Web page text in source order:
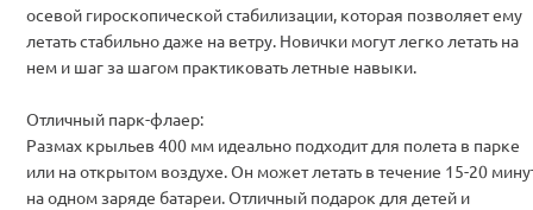
осевой гироскопической стабилизации, которая позволяет ему
летать стабильно даже на ветру. Новички могут легко летать на
нем и шаг за шагом практиковать летные навыки.
Отличный парк-флаер:
Размах крыльев 400 мм идеально подходит для полета в парке
или на открытом воздухе. Он может летать в течение 15-20
на одном заряде батареи. Отличный подарок для детей и